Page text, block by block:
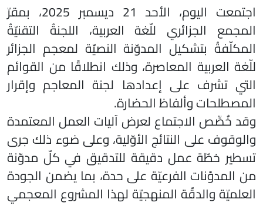
اجتمعت اليوم، الأحد 21 ديسمبر 2025، بمقرّ
المجمع الجزائري للّغة العربية، اللجنةُ التقنيّةُ
المكلّفةُ بتشكيل المدوّنة النصيّة لمعجم الجزائر
للّغة العربية المعاصرة، وذلك انطلاقًا من القوائم
التي تشرف على إعدادها لجنة المعاجم وإقرار
المصطلحات وألفاظ الحضارة.
وقد خُصِّص الاجتماع لعرض آليات العمل المعتمدة
والوقوف على النتائج الأوّلية، وعلى ضوء ذلك جرى
تسطير خطّة عمل دقيقة للتدقيق في كلّ مدوّنة
من المدوّنات الفرعيّة على حدة، بما يضمن الجودة
العلميّة والدقّة المنهجيّة لهذا المشروع المعجمي